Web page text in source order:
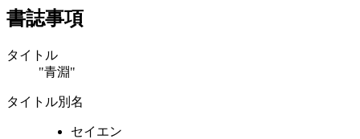
書誌事項
タイトル
"青淵"
タイトル別名
セイエン